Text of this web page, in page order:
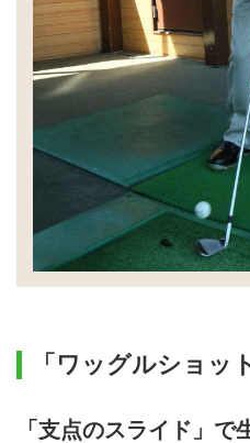
「ワッグルショッ
「支点のスライド」